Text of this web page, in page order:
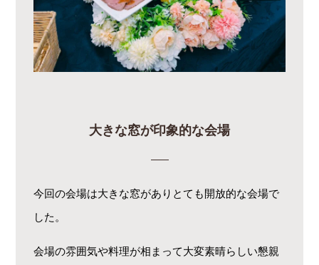
大きな窓が印象的な会場
今回の会場は大きな窓がありとても開放的な会場で
した。
会場の雰囲気や料理が相まって大変素晴らしい懇親